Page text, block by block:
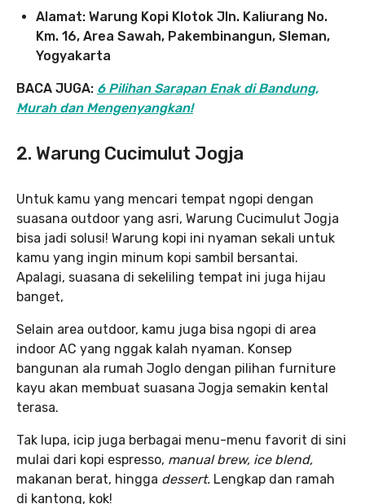
Alamat: Warung Kopi Klotok Jln. Kaliurang No.
Km. 16, Area Sawah, Pakembinangun, Sleman,
Yogyakarta
BACA JUGA: 6 Pilihan Sarapan Enak di Bandung,
Murah dan Mengenyangkan!
2. Warung Cucimulut Jogja
Untuk kamu yang mencari tempat ngopi dengan
suasana outdoor yang asri, Warung Cucimulut Jogja
bisa jadi solusi! Warung kopi ini nyaman sekali untuk
kamu yang ingin minum kopi sambil bersantai.
Apalagi, suasana di sekeliling tempat ini juga hijau
banget,
Selain area outdoor, kamu juga bisa ngopi di area
indoor AC yang nggak kalah nyaman. Konsep
bangunan ala rumah Joglo dengan pilihan furniture
kayu akan membuat suasana Jogja semakin kental
terasa.
Tak lupa, icip juga berbagai menu-menu favorit di sini
mulai dari kopi espresso, manual brew, ice blend,
makanan berat, hingga dessert. Lengkap dan ramah
di kantong, kok!